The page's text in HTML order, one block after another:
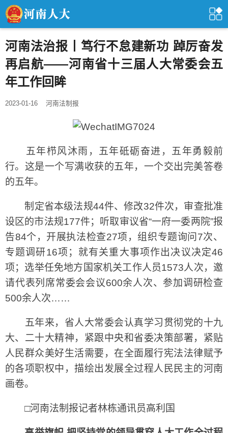
河南法治报丨笃行不怠建新功 踔厉奋发
再启航——河南省十三届人大常委会五
年工作回眸
2023-01-16 河南法制报
五年栉风沐雨，五年砥砺奋进，五年勇毅前
行。这是一个写满收获的五年，一个交出完美答卷
的五年。
制定省本级法规44件、修改32件次，审查批准
设区的市法规177件；听取审议省“一府一委两院”报
告84个，开展执法检查27项，组织专题询问7次、
专题调研16项；就有关重大事项作出决议决定46
项；选举任免地方国家机关工作人员1573人次，邀
请代表列席常委会会议600余人次、参加调研检查
500余人次……
五年来，省人大常委会认真学习贯彻党的十九
大、二十大精神，紧跟中央和省委决策部署，紧贴
人民群众美好生活需要，在全面履行宪法法律赋予
的各项职权中，描绘出发展全过程人民民主的河南
画卷。
□河南法制报记者林栋通讯员高利国